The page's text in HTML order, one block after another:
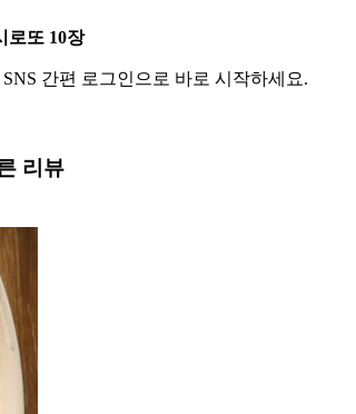
로또 10장
간편 로그인으로 바로 시작하세요.
리뷰